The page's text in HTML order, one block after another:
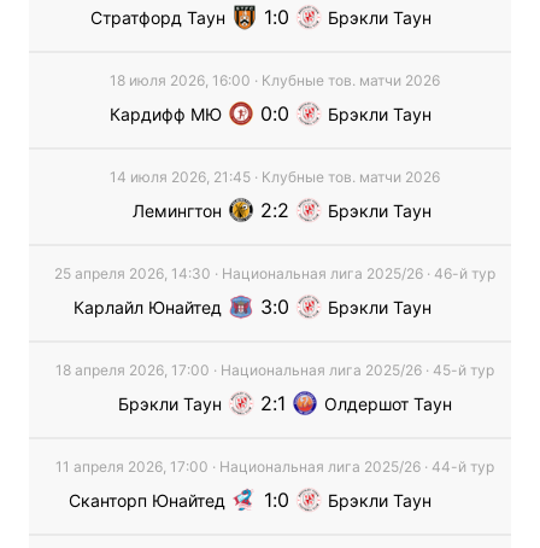
Стратфорд Таун 1 0 Брэкли Таун
18 июля 2026, 16:00 · Клубные тов. матчи 2026
Кардифф МЮ 0 0 Брэкли Таун
14 июля 2026, 21:45 · Клубные тов. матчи 2026
Лемингтон 2 2 Брэкли Таун
25 апреля 2026, 14:30 · Национальная лига 2025/26 · 46-й тур
Карлайл Юнайтед 3 0 Брэкли Таун
18 апреля 2026, 17:00 · Национальная лига 2025/26 · 45-й тур
Брэкли Таун 2 1 Олдершот Таун
11 апреля 2026, 17:00 · Национальная лига 2025/26 · 44-й тур
Сканторп Юнайтед 1 0 Брэкли Таун